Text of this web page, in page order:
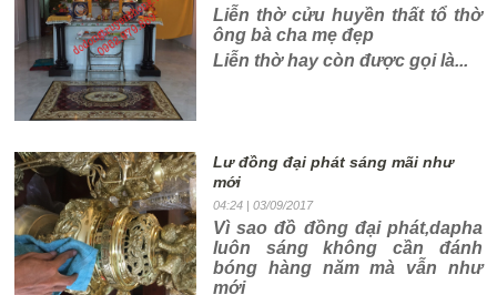
Liễn thờ cửu huyền thất tổ thờ
ông bà cha mẹ đẹp
Liễn thờ hay còn được gọi là...
Lư đồng đại phát sáng mãi như
mới
04:24| 03/09/2017
Vì sao đồ đồng đại phát,dapha
luôn sáng không cần đánh
bóng hàng năm mà vẫn như
mới